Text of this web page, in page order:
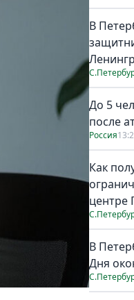
В
До 5
после
Россия
Как
центре
В
Дня